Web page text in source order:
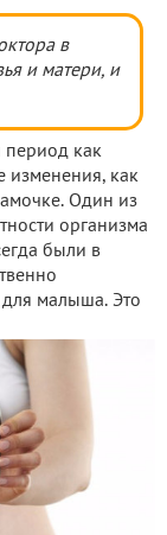
в
и матери, и
период как
изменения, как
Один из
организма
были в
для малыша. Это